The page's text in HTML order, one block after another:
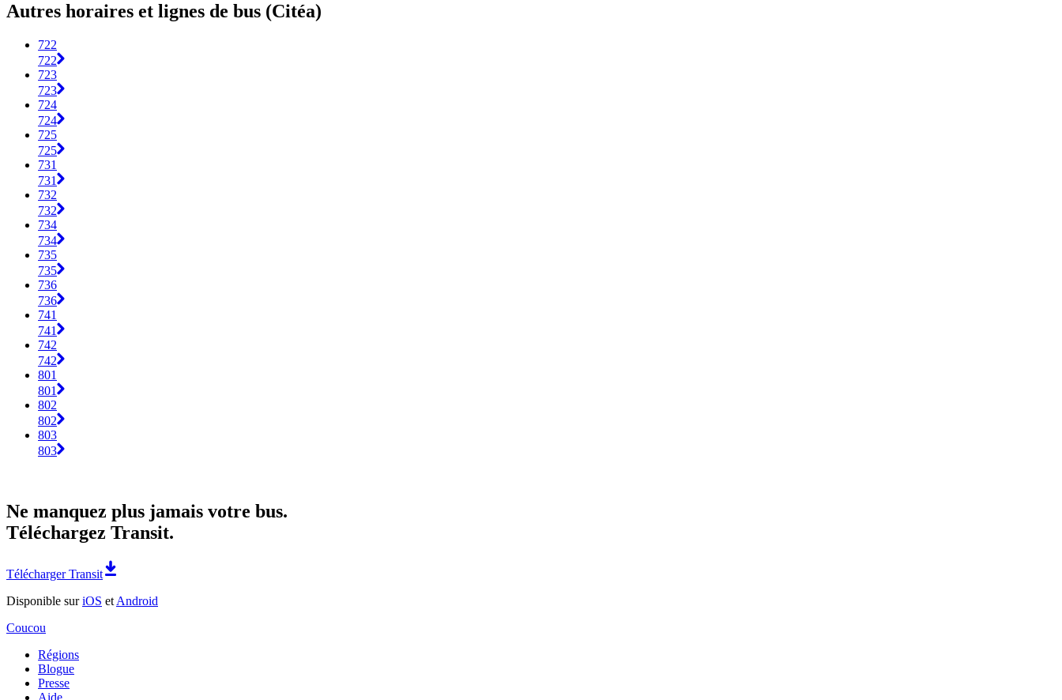
Autres horaires et lignes de bus (Citéa)
722
722
723
723
724
724
725
725
731
731
732
732
734
734
735
735
736
736
741
741
742
742
801
801
802
802
803
803
Ne manquez plus jamais votre bus.
Téléchargez Transit.
Télécharger Transit
Disponible suriOS et Android
Coucou
Régions
Blogue
Presse
Aide